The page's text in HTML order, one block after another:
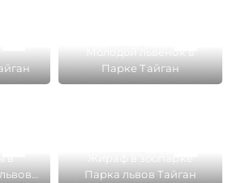
Парке Тайган
Парка львов Тайган